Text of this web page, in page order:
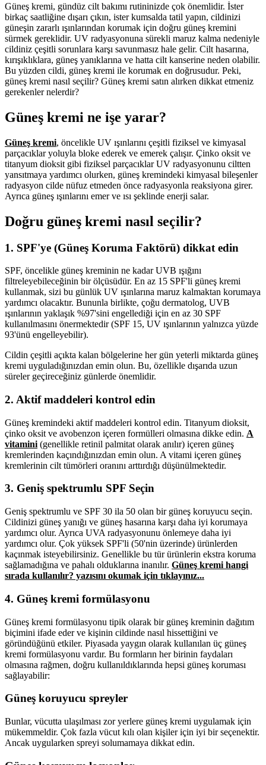
Güneş kremi, gündüz cilt bakımı rutininizde çok önemlidir. İster
birkaç saatliğine dışarı çıkın, ister kumsalda tatil yapın, cildinizi
güneşin zararlı ışınlarından korumak için doğru güneş kremini
sürmek gereklidir. UV radyasyonuna sürekli maruz kalma nedeniyle
cildiniz çeşitli sorunlara karşı savunmasız hale gelir. Cilt hasarına,
kırışıklıklara, güneş yanıklarına ve hatta cilt kanserine neden olabilir.
Bu yüzden cildi, güneş kremi ile korumak en doğrusudur. Peki,
güneş kremi nasıl seçilir? Güneş kremi satın alırken dikkat etmeniz
gerekenler nelerdir?
Güneş kremi ne işe yarar?
Güneş kremi, öncelikle UV ışınlarını çeşitli fiziksel ve kimyasal
parçacıklar yoluyla bloke ederek ve emerek çalışır. Çinko oksit ve
titanyum dioksit gibi fiziksel parçacıklar UV radyasyonunu ciltten
yansıtmaya yardımcı olurken, güneş kremindeki kimyasal bileşenler
radyasyon cilde nüfuz etmeden önce radyasyonla reaksiyona girer.
Ayrıca güneş ışınlarını emer ve ısı şeklinde enerji salar.
Doğru güneş kremi nasıl seçilir?
1. SPF'ye (Güneş Koruma Faktörü) dikkat edin
SPF, öncelikle güneş kreminin ne kadar UVB ışığını
filtreleyebileceğinin bir ölçüsüdür. En az 15 SPF'li güneş kremi
kullanmak, sizi bu günlük UV ışınlarına maruz kalmaktan korumaya
yardımcı olacaktır. Bununla birlikte, çoğu dermatolog, UVB
ışınlarının yaklaşık %97'sini engellediği için en az 30 SPF
kullanılmasını önermektedir (SPF 15, UV ışınlarının yalnızca yüzde
93'ünü engelleyebilir).
Cildin çeşitli açıkta kalan bölgelerine her gün yeterli miktarda güneş
kremi uyguladığınızdan emin olun. Bu, özellikle dışarıda uzun
süreler geçireceğiniz günlerde önemlidir.
2. Aktif maddeleri kontrol edin
Güneş kremindeki aktif maddeleri kontrol edin. Titanyum dioksit,
çinko oksit ve avobenzon içeren formülleri olmasına dikke edin. A
vitamini (genellikle retinil palmitat olarak anılır) içeren güneş
kremlerinden kaçındığınızdan emin olun. A vitami içeren güneş
kremlerinin cilt tümörleri oranını arttırdığı düşünülmektedir.
3. Geniş spektrumlu SPF Seçin
Geniş spektrumlu ve SPF 30 ila 50 olan bir güneş koruyucu seçin.
Cildinizi güneş yanığı ve güneş hasarına karşı daha iyi korumaya
yardımcı olur. Ayrıca UVA radyasyonunu önlemeye daha iyi
yardımcı olur. Çok yüksek SPF'li (50'nin üzerinde) ürünlerden
kaçınmak isteyebilirsiniz. Genellikle bu tür ürünlerin ekstra koruma
sağlamadığına ve pahalı olduklarına inanılır. Güneş kremi hangi
sırada kullanılır? yazısını okumak için tıklayınız...
4. Güneş kremi formülasyonu
Güneş kremi formülasyonu tipik olarak bir güneş kreminin dağıtım
biçimini ifade eder ve kişinin cildinde nasıl hissettiğini ve
göründüğünü etkiler. Piyasada yaygın olarak kullanılan üç güneş
kremi formülasyonu vardır. Bu formların her birinin faydaları
olmasına rağmen, doğru kullanıldıklarında hepsi güneş koruması
sağlayabilir:
Güneş koruyucu spreyler
Bunlar, vücutta ulaşılması zor yerlere güneş kremi uygulamak için
mükemmeldir. Çok fazla vücut kılı olan kişiler için iyi bir seçenektir.
Ancak uygularken spreyi solumamaya dikkat edin.